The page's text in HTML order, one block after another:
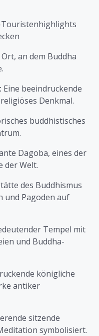
Touristenhighlights
an dem Buddha
Eine beeindruckende
Denkmal.
buddhistisches
Dagoba, eines der
der Welt.
des Buddhismus
und Pagoden auf
Tempel mit
und Buddha-
königliche
antiker
sitzende
symbolisiert.